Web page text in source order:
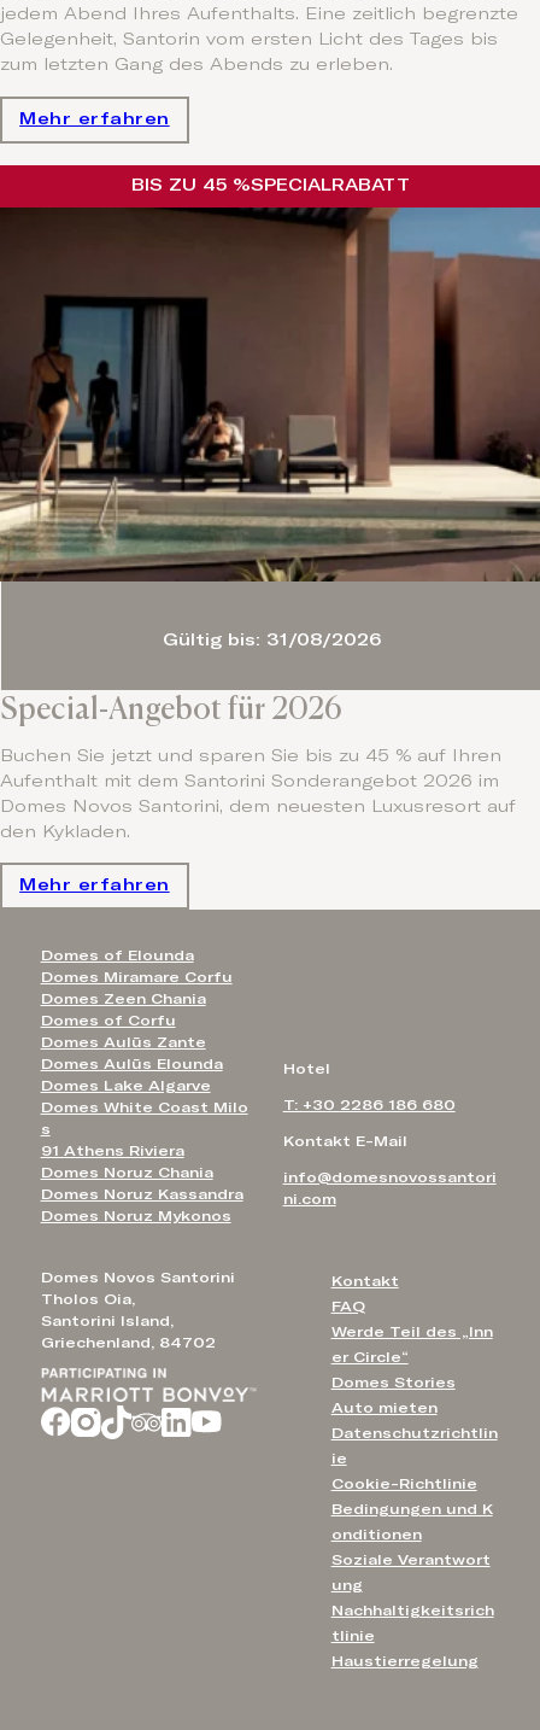
jedem Abend Ihres Aufenthalts. Eine zeitlich begrenzte
Gelegenheit, Santorin vom ersten Licht des Tages bis
zum letzten Gang des Abends zu erleben.
Mehr erfahren
Special-Angebot für 2026
Buchen Sie jetzt und sparen Sie bis zu 45 % auf Ihren
Aufenthalt mit dem Santorini Sonderangebot 2026 im
Domes Novos Santorini, dem neuesten Luxusresort auf
den Kykladen.
Mehr erfahren
BIS ZU 45 %SPECIALRABATT
Gültig bis: 31/08/2026
Domes Novos Santorini
Tholos Oia,
Santorini Island,
Griechenland, 84702
Kontakt
FAQ
Werde Teil des „Inn
er Circle“
Domes Stories
Auto mieten
Datenschutzrichtlin
ie
Cookie-Richtlinie
Bedingungen und K
onditionen
Soziale Verantwort
ung
Nachhaltigkeitsrich
tlinie
Haustierregelung
Hotel
T: +30 2286 186 680
Kontakt E-Mail
info@domesnovossantori
ni.com
Domes of Elounda
Domes Miramare Corfu
Domes Zeen Chania
Domes of Corfu
Domes Aulūs Zante
Domes Aulūs Elounda
Domes Lake Algarve
Domes White Coast Milo
s
91 Athens Riviera
Domes Noruz Chania
Domes Noruz Kassandra
Domes Noruz Mykonos